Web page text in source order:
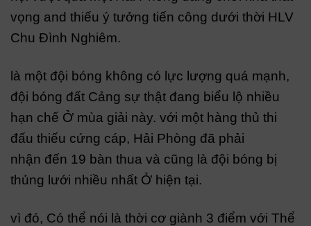
vọng and thiếu ý tưởng tiến công dưới thời HLV
Chu Đình Nghiêm.
là một đội bóng không có lực lượng quá mạnh,
đội bóng đất Cảng sự thật đang biểu lộ nhiều
hạn chế Ở mùa giải này. với một hàng thủ thi
đấu thiếu cứng cáp, Hải Phòng đã phải
nhận đến 19 bàn thua và cũng là đội bóng bị
thủng lưới nhiều nhất Ở hiện tại.
vì đó, Có thể nói là thời cơ giành 3 điểm với Thể